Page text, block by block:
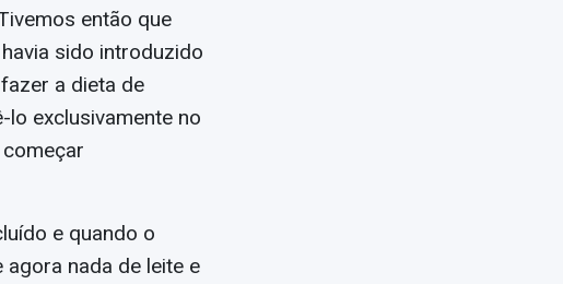
então que
sido introduzido
a dieta de
exclusivamente no
e quando o
nada de leite e